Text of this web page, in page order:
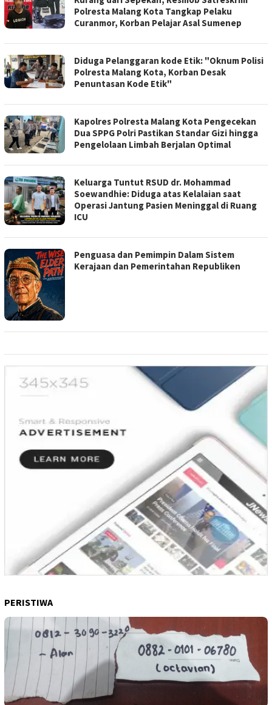
Polresta Malang Kota Tangkap Pelaku
Curanmor, Korban Pelajar Asal Sumenep
Diduga Pelanggaran kode Etik: "Oknum Polisi
Polresta Malang Kota, Korban Desak
Penuntasan Kode Etik"
Kapolres Polresta Malang Kota Pengecekan
Dua SPPG Polri Pastikan Standar Gizi hingga
Pengelolaan Limbah Berjalan Optimal
Keluarga Tuntut RSUD dr. Mohammad
Soewandhie: Diduga atas Kelalaian saat
Operasi Jantung Pasien Meninggal di Ruang
ICU
Penguasa dan Pemimpin Dalam Sistem
Kerajaan dan Pemerintahan Republiken
PERISTIWA